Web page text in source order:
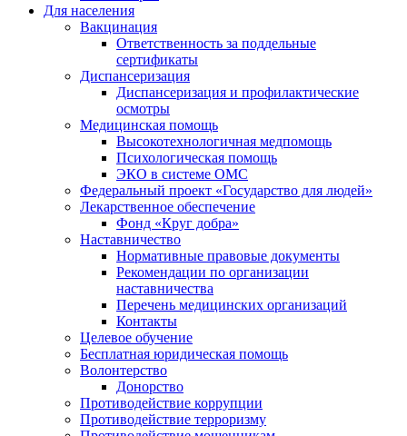
Для населения
Вакцинация
Ответственность за поддельные
сертификаты
Диспансеризация
Диспансеризация и профилактические
осмотры
Медицинская помощь
Высокотехнологичная медпомощь
Психологическая помощь
ЭКО в системе ОМС
Федеральный проект «Государство для людей»
Лекарственное обеспечение
Фонд «Круг добра»
Наставничество
Нормативные правовые документы
Рекомендации по организации
наставничества
Перечень медицинских организаций
Контакты
Целевое обучение
Бесплатная юридическая помощь
Волонтерство
Донорство
Противодействие коррупции
Противодействие терроризму